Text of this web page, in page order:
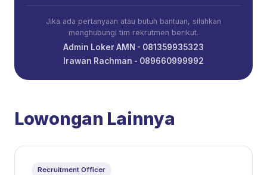
Jika ada pertanyaan atau butuh bantuan, silahkan
menghubungi tim rekrutmen berikut.
Admin Loker AMN - 081359935323
Irawan Rachman - 089660999992
Lowongan Lainnya
Recruitment Officer